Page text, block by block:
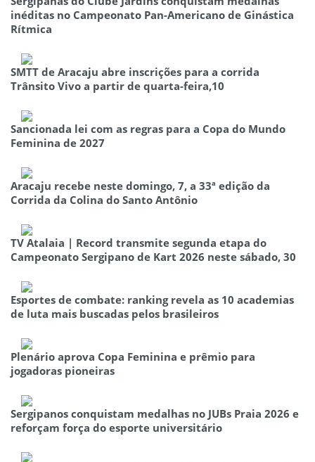
inéditas no Campeonato Pan-Americano de Ginástica
Rítmica
SMTT de Aracaju abre inscrições para a corrida
Trânsito Vivo a partir de quarta-feira,10
Sancionada lei com as regras para a Copa do Mundo
Feminina de 2027
Aracaju recebe neste domingo, 7, a 33ª edição da
Corrida da Colina do Santo Antônio
TV Atalaia | Record transmite segunda etapa do
Campeonato Sergipano de Kart 2026 neste sábado, 30
Esportes de combate: ranking revela as 10 academias
de luta mais buscadas pelos brasileiros
Plenário aprova Copa Feminina e prêmio para
jogadoras pioneiras
Sergipanos conquistam medalhas no JUBs Praia 2026 e
reforçam força do esporte universitário